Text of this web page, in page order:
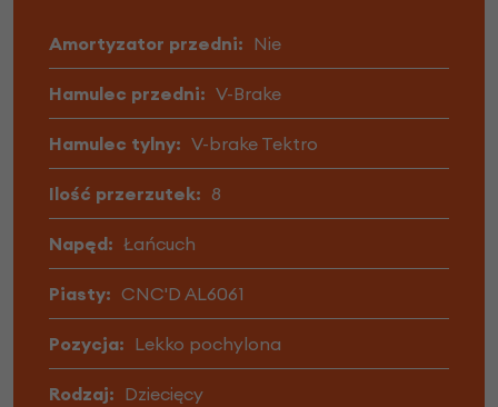
Amortyzator przedni: Nie
Hamulec przedni: V-Brake
Hamulec tylny: V-brake Tektro
Ilość przerzutek: 8
Napęd: Łańcuch
Piasty: CNC'D AL6061
Pozycja: Lekko pochylona
Rodzaj: Dziecięcy